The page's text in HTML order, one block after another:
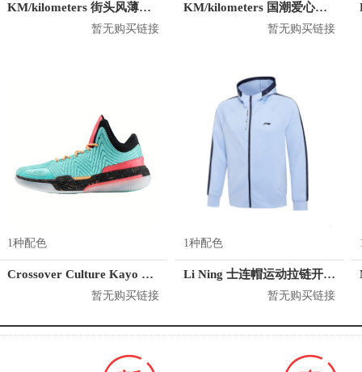
KM/kilometers 街头风薄款印花短袖T恤 男女同款 M2X2108248
暂无购买链接
KM/kilometers 国潮爱心短袖T恤 M2X2108466
暂无购买链接
1种配色
Crossover Culture Kayo LP2
暂无购买链接
1种配色
Li Ning 士连帽运动拉链开衫长袖卫衣 男女同款 AWDQC01
暂无购买链接